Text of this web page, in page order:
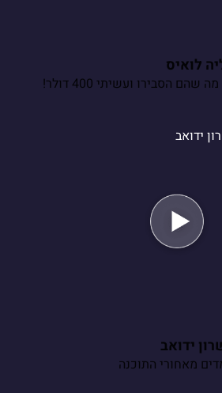
לואיס
הסבירו ועשיתי 400 דולר!
ידואב
מאחורי התוכנה